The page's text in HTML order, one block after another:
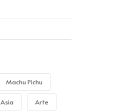
Machu Pichu
Asia Arte